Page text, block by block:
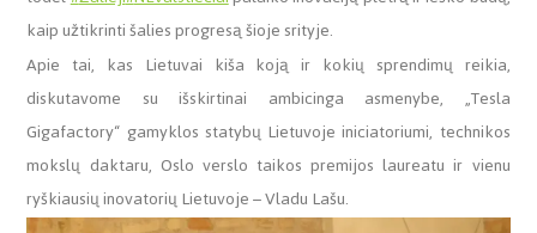
kaip užtikrinti šalies progresą šioje srityje.
Apie tai, kas Lietuvai kiša koją ir kokių sprendimų reikia,
diskutavome su išskirtinai ambicinga asmenybe, „Tesla
Gigafactory“ gamyklos statybų Lietuvoje iniciatoriumi, technikos
mokslų daktaru, Oslo verslo taikos premijos laureatu ir vienu
ryškiausių inovatorių Lietuvoje – Vladu Lašu.